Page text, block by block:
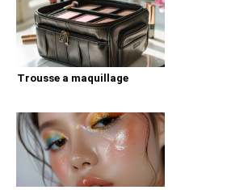
Trousse a maquillage